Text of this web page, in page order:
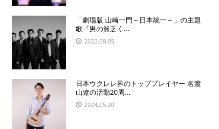
「劇場版 山崎一門～日本統一～」の主題
歌『男の貧乏く...
2022.09.05
日本ウクレレ界のトッププレイヤー 名渡
山遼の活動20周...
2024.05.20